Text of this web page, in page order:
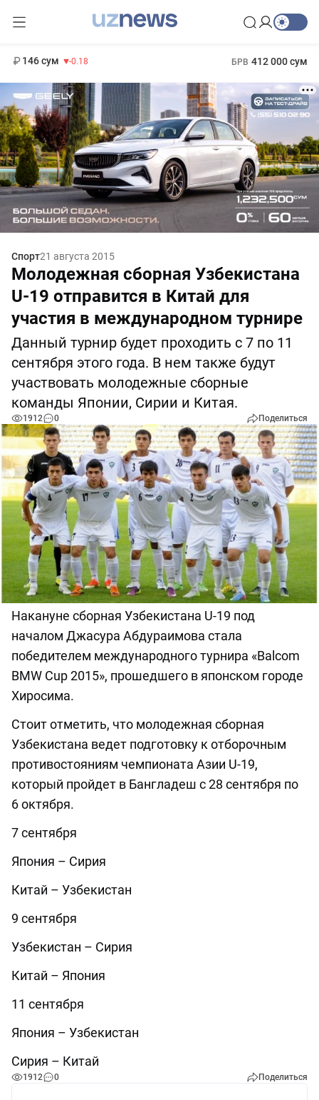
146 сум -0.18 БРВ 412 000 сум
Спорт21 августа 2015
Молодежная сборная Узбекистана
U-19 отправится в Китай для
участия в международном турнире
Данный турнир будет проходить с 7 по 11
сентября этого года. В нем также будут
участвовать молодежные сборные
команды Японии, Сирии и Китая.
1912 0 Поделиться
Накануне сборная Узбекистана U-19 под
началом Джасура Абдураимова стала
победителем международного турнира «Balcom
BMW Cup 2015», прошедшего в японском городе
Хиросима.
Стоит отметить, что молодежная сборная
Узбекистана ведет подготовку к отборочным
противостояниям чемпионата Азии U-19,
который пройдет в Бангладеш с 28 сентября по
6 октября.
7 сентября
Япония – Сирия
Китай – Узбекистан
9 сентября
Узбекистан – Сирия
Китай – Япония
11 сентября
Япония – Узбекистан
Сирия – Китай
1912 0 Поделиться